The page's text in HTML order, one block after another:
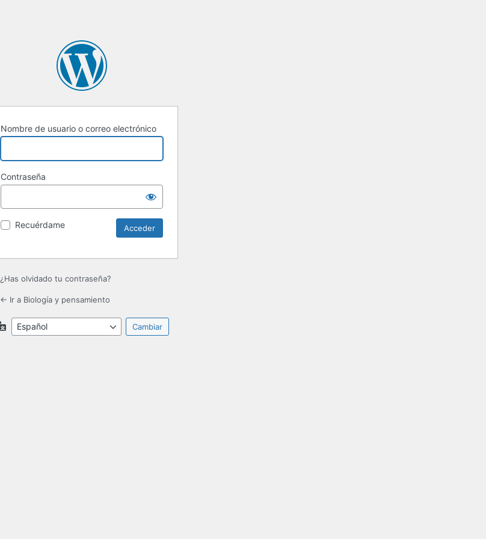
Nombre de usuario o correo electrónico
Contraseña
Recuérdame
¿Has olvidado tu contraseña?
← Ir a Biología y pensamiento
Idioma